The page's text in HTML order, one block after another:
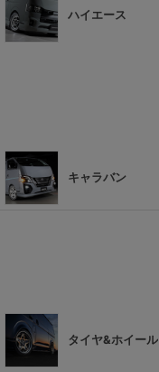
ハイエース
キャラバン
タイヤ&ホイール